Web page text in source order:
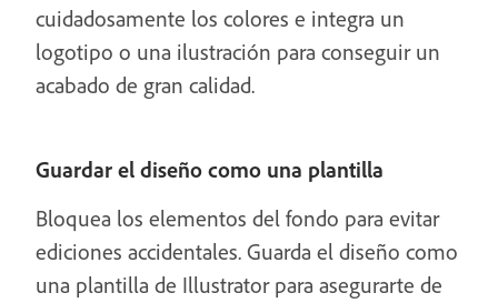
cuidadosamente los colores e integra un
logotipo o una ilustración para conseguir un
acabado de gran calidad.
Guardar el diseño como una plantilla
Bloquea los elementos del fondo para evitar
ediciones accidentales. Guarda el diseño como
una plantilla de Illustrator para asegurarte de